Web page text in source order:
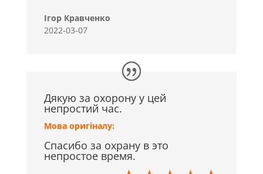
Ігор Кравченко
2022-03-07
Дякую за охорону у цей
непростий час.
Мова оригіналу:
Спасибо за охрану в это
непростое время.